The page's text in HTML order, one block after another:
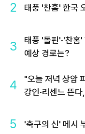
2 태풍 '찬홈' 한국
3
태풍 '돌핀'·'찬홈
예상 경로는?
4
"오늘 저녁 상암
강인·리센느 뜬
5 '축구의 신' 메시